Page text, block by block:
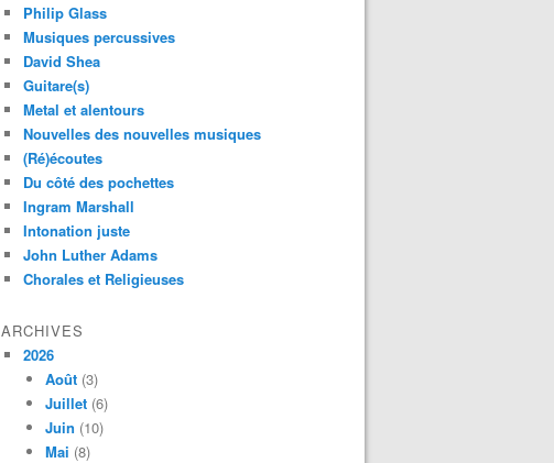
Philip Glass
Musiques percussives
David Shea
Guitare(s)
Metal et alentours
Nouvelles des nouvelles musiques
(Ré)écoutes
Du côté des pochettes
Ingram Marshall
Intonation juste
John Luther Adams
Chorales et Religieuses
ARCHIVES
2026
Août (3)
Juillet (6)
Juin (10)
Mai (8)